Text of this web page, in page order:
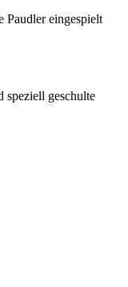
Paudler eingespielt
speziell geschulte